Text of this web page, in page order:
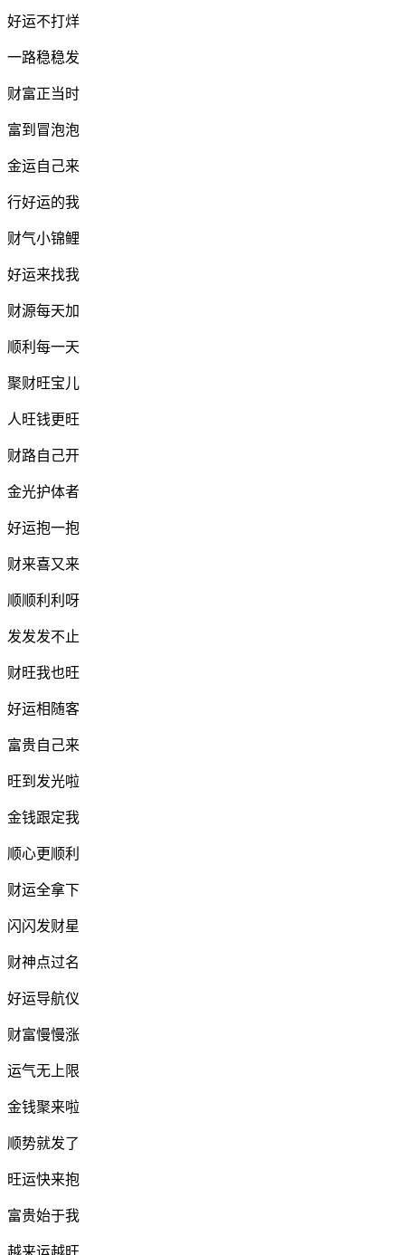
好运不打烊
一路稳稳发
财富正当时
富到冒泡泡
金运自己来
行好运的我
财气小锦鲤
好运来找我
财源每天加
顺利每一天
聚财旺宝儿
人旺钱更旺
财路自己开
金光护体者
好运抱一抱
财来喜又来
顺顺利利呀
发发发不止
财旺我也旺
好运相随客
富贵自己来
旺到发光啦
金钱跟定我
顺心更顺利
财运全拿下
闪闪发财星
财神点过名
好运导航仪
财富慢慢涨
运气无上限
金钱聚来啦
顺势就发了
旺运快来抱
富贵始于我
越来运越旺